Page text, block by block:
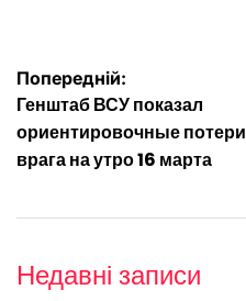
Навігація
записів
Попередній:
Генштаб ВСУ показал
ориентировочные потери
врага на утро 16 марта
Недавні записи